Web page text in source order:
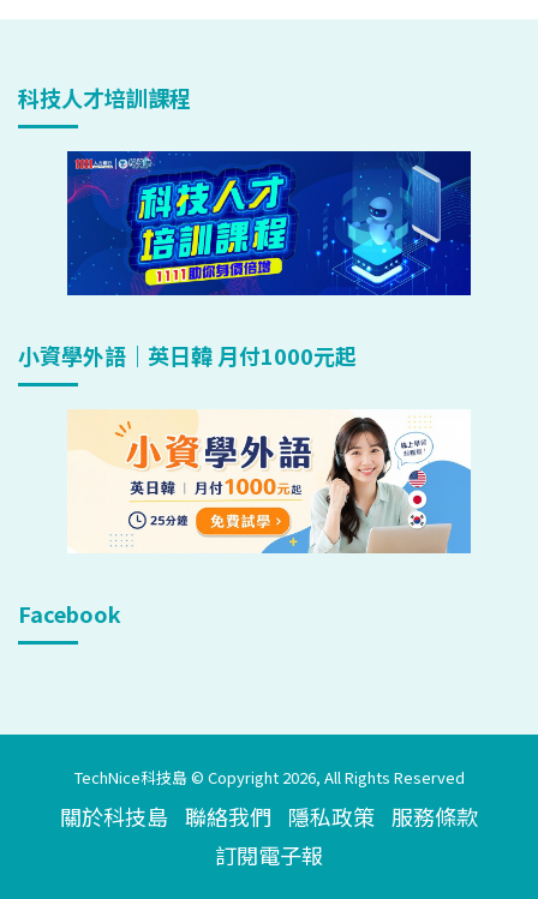
科技人才培訓課程
小資學外語｜英日韓 月付1000元起
Facebook
TechNice科技島 © Copyright 2026, All Rights Reserved
關於科技島 聯絡我們 隱私政策 服務條款
訂閱電子報